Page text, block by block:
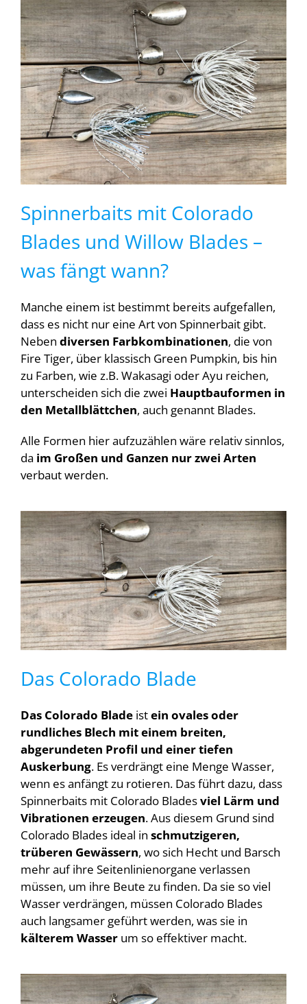
Spinnerbaits mit Colorado
Blades und Willow Blades –
was fängt wann?
Manche einem ist bestimmt bereits aufgefallen,
dass es nicht nur eine Art von Spinnerbait gibt.
Neben diversen Farbkombinationen, die von
Fire Tiger, über klassisch Green Pumpkin, bis hin
zu Farben, wie z.B. Wakasagi oder Ayu reichen,
unterscheiden sich die zwei Hauptbauformen in
den Metallblättchen, auch genannt Blades.
Alle Formen hier aufzuzählen wäre relativ sinnlos,
da im Großen und Ganzen nur zwei Arten
verbaut werden.
Das Colorado Blade
Das Colorado Bladeistein ovales oder
rundliches Blech mit einem breiten,
abgerundeten Profil und einer tiefen
Auskerbung. Es verdrängt eine Menge Wasser,
wenn es anfängt zu rotieren. Das führt dazu, dass
Spinnerbaits mit Colorado Bladesviel Lärm und
Vibrationen erzeugen. Aus diesem Grund sind
Colorado Blades ideal in schmutzigeren,
trüberen Gewässern, wo sich Hecht und Barsch
mehr auf ihre Seitenlinienorgane verlassen
müssen, um ihre Beute zu finden. Da sie so viel
Wasser verdrängen, müssen Colorado Blades
auch langsamer geführt werden, was sie in
kälterem Wasserum so effektiver macht.